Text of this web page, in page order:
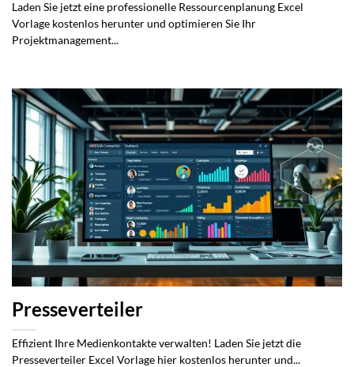
Laden Sie jetzt eine professionelle Ressourcenplanung Excel
Vorlage kostenlos herunter und optimieren Sie Ihr
Projektmanagement...
Presseverteiler
Effizient Ihre Medienkontakte verwalten! Laden Sie jetzt die
Presseverteiler Excel Vorlage hier kostenlos herunter und...